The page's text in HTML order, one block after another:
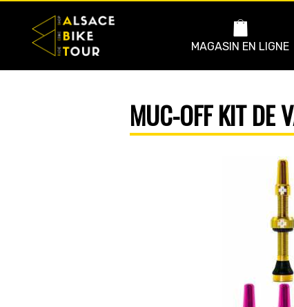
MAGASIN EN LIGNE
MUC-OFF KIT DE